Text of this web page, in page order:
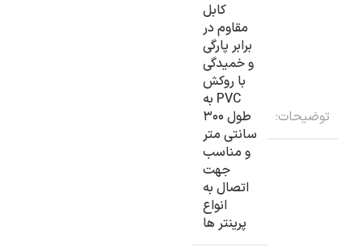
توضیحات:
کابل
مقاوم در
برابر پارگی
و خمیدگی
با روکش
PVC به
طول ۳۰۰
سانتی متر
و مناسب
جهت
اتصال به
انواع
پرینتر ها